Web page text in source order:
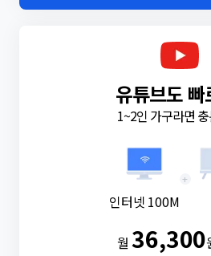
유튜브도
1~2인 가구라면
인터넷 100M
+
월36,300